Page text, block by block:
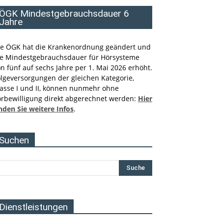
ÖGK Mindestgebrauchsdauer 6
Jahre
ÖGK hat die Krankenordnung geändert und
Mindestgebrauchsdauer für Hörsysteme
fünf auf sechs Jahre per 1. Mai 2026 erhöht.
der gleichen Kategorie,
I und II, können nunmehr ohne
direkt abgerechnet werden: Hier
Sie weitere Infos.
Suchen
Dienstleistungen